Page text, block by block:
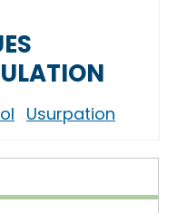
Usurpation